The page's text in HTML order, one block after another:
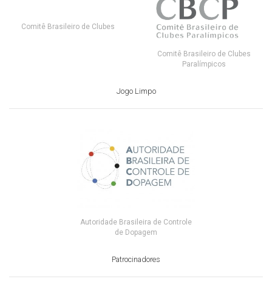
Comitê Brasileiro de Clubes
Comitê Brasileiro de Clubes
Paralímpicos
Jogo Limpo
Autoridade Brasileira de Controle
de Dopagem
Patrocinadores